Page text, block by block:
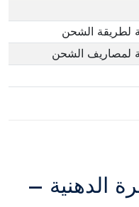
لطريقة الشحن
لمصاريف الشحن
الدهنية –